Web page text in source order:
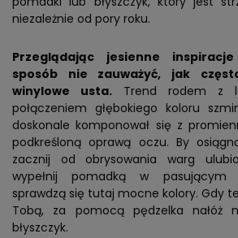
niezależnie od pory roku.
Przeglądając jesienne
sposób nie zauważyć, jak
winylowe usta. Trend rodem z
połączeniem głębokiego koloru
doskonale komponował się z
podkreśloną oprawą oczu. By
zacznij od obrysowania warg
wypełnij pomadką w pasującym
sprawdzą się tutaj mocne kolory. Gdy
Tobą, za pomocą pędzelka nałóż
błyszczyk.